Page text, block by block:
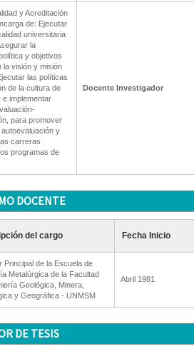
y Acreditación
de: Ejecutar
universitaria
la
y objetivos
la visión y misión
las políticas
de la cultura de
e implementar
para promover
y
carreras
programas de
Docente Investigador
DOCENTE
del cargo Fecha Inicio
Principal de la Escuela de
Metalúrgica de la Facultad
Geológica, Minera,
y Geográfica - UNMSM
Abril 1981
DE TESIS